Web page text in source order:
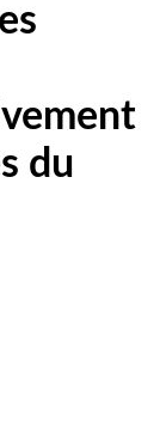
du